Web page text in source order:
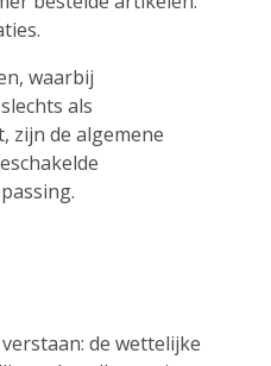
waarbij
als
zijn de algemene
de wettelijke